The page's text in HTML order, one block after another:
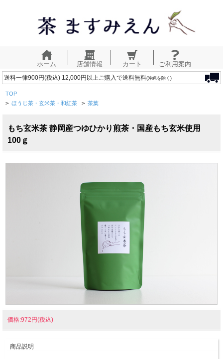
ホーム 店舗情報 カート ご利用案内
送料一律900円(税込) 12,000円以上ご購入で送料無料(沖縄を除く)
TOP
> ほうじ茶・玄米茶・和紅茶 > 茶葉
もち玄米茶 静岡産つゆひかり煎茶・国産もち玄米使用
100ｇ
価格:972円(税込)
商品説明